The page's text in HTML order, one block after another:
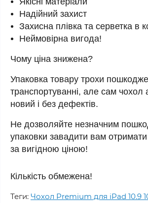
Надійний захист
Захисна плівка та серветка в
Неймовірна вигода!
Чому ціна знижена?
Упаковка товару трохи
транспортуванні, але сам чохол
новий і без дефектів.
Не дозволяйте незначним
упаковки завадити вам
за вигідною ціною!
Кількість обмежена!
Теги: Чохол Premium для iPad 10.9